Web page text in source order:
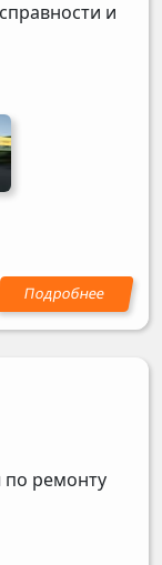
и
по ремонту